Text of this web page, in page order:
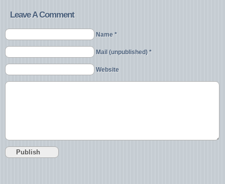
Leave A Comment
Name *
Mail (unpublished) *
Website